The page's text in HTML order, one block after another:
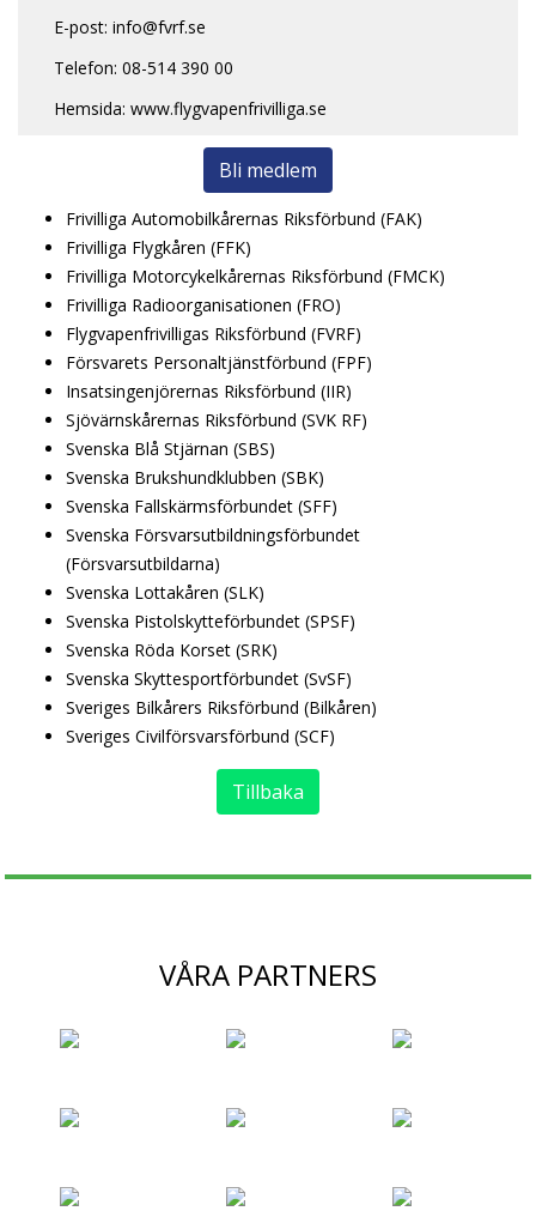
E-post: info@fvrf.se
Telefon: 08-514 390 00
Hemsida: www.flygvapenfrivilliga.se
Bli medlem
Frivilliga Automobilkårernas Riksförbund (FAK)
Frivilliga Flygkåren (FFK)
Frivilliga Motorcykelkårernas Riksförbund (FMCK)
Frivilliga Radioorganisationen (FRO)
Flygvapenfrivilligas Riksförbund (FVRF)
Försvarets Personaltjänstförbund (FPF)
Insatsingenjörernas Riksförbund (IIR)
Sjövärnskårernas Riksförbund (SVK RF)
Svenska Blå Stjärnan (SBS)
Svenska Brukshundklubben (SBK)
Svenska Fallskärmsförbundet (SFF)
Svenska Försvarsutbildningsförbundet
(Försvarsutbildarna)
Svenska Lottakåren (SLK)
Svenska Pistolskytteförbundet (SPSF)
Svenska Röda Korset (SRK)
Svenska Skyttesportförbundet (SvSF)
Sveriges Bilkårers Riksförbund (Bilkåren)
Sveriges Civilförsvarsförbund (SCF)
Tillbaka
VÅRA PARTNERS